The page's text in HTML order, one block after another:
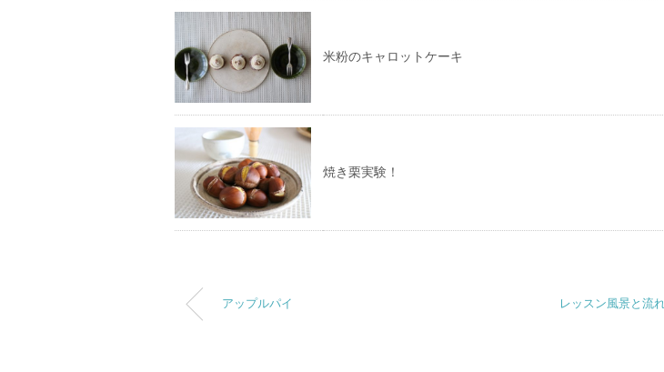
米粉のキャロットケーキ
焼き栗実験！
アップルパイ レッスン風景と流れ